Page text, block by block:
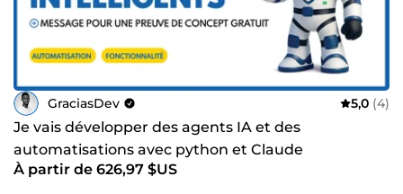
GraciasDev 5,0 (4)
Je vais développer des agents IA et des
automatisations avec python et Claude
À partir de 626,97 $US